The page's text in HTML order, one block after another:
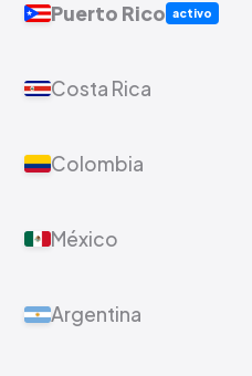
Puerto Rico activo
Costa Rica
Colombia
México
Argentina